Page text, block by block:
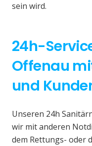
sein wird.
24h-
Offenau
und
Unseren 24h
wir mit anderen
dem Rettungs- oder